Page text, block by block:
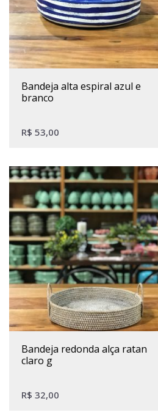
bandeja alta espiral azul e
branco
R$ 53,00
bandeja redonda alça ratan
claro g
R$ 32,00